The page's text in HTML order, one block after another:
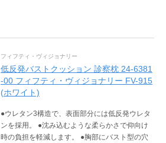
フィフティ・ヴィジョナリー
低反発バストクッション 診察枕 24-6381
-00 フィフティ・ヴィジョナリー FV-915
(ホワイト)
●ウレタン3構造で、表面部分には低反発ウレタ
ンを採用。 ●沈み込むような柔らかさで仰向け
時の負担を軽減します。 ●胸部にバスト型の穴